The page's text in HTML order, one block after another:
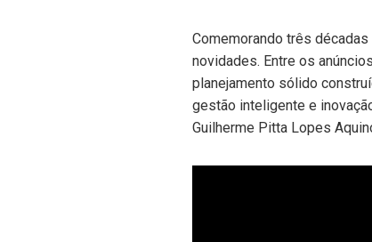
Comemorando três décadas
novidades. Entre os
planejamento sólido
gestão inteligente e
Guilherme Pitta Lopes